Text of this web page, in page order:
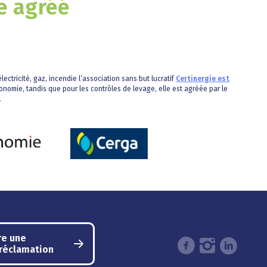
agréé
gaz, incendie l’association sans but lucratif Certinergie est
tandis que pour les contrôles de levage, elle est agréée par le
une